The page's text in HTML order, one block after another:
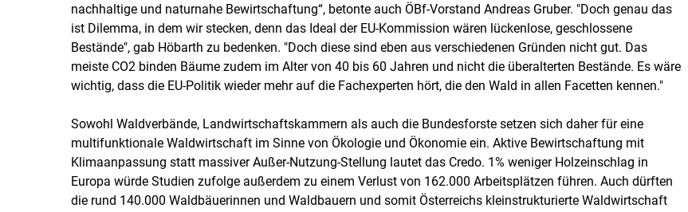
nachhaltige und naturnahe Bewirtschaftung“, betonte auch ÖBf-Vorstand Andreas Gruber. "Doch genau das
ist Dilemma, in dem wir stecken, denn das Ideal der EU-Kommission wären lückenlose, geschlossene
Bestände", gab Höbarth zu bedenken. "Doch diese sind eben aus verschiedenen Gründen nicht gut. Das
meiste CO2 binden Bäume zudem im Alter von 40 bis 60 Jahren und nicht die überalterten Bestände. Es wäre
wichtig, dass die EU-Politik wieder mehr auf die Fachexperten hört, die den Wald in allen Facetten kennen."
Sowohl Waldverbände, Landwirtschaftskammern als auch die Bundesforste setzen sich daher für eine
multifunktionale Waldwirtschaft im Sinne von Ökologie und Ökonomie ein. Aktive Bewirtschaftung mit
Klimaanpassung statt massiver Außer-Nutzung-Stellung lautet das Credo. 1% weniger Holzeinschlag in
Europa würde Studien zufolge außerdem zu einem Verlust von 162.000 Arbeitsplätzen führen. Auch dürften
die rund 140.000 Waldbäuerinnen und Waldbauern und somit Österreichs kleinstrukturierte Waldwirtschaft